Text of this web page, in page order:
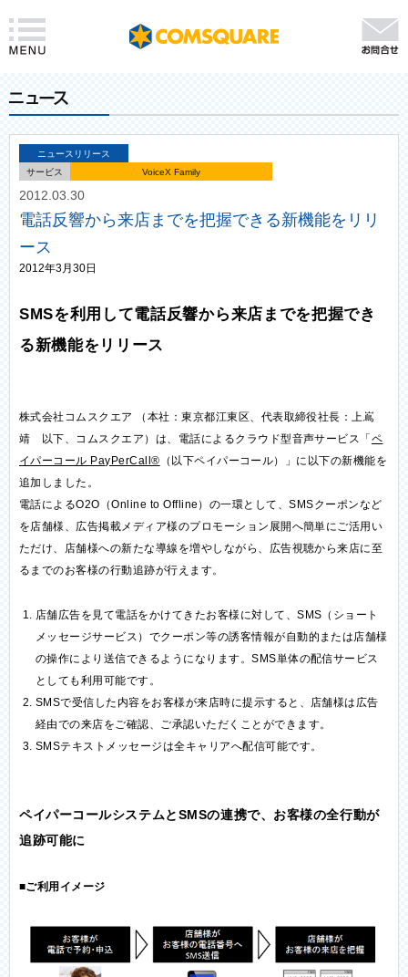
ニュースリリース
サービス
VoiceX Family
2012.03.30
電話反響から来店までを把握できる新機能をリリ
ース
2012年3月30日
SMSを利用して電話反響から来店までを把握でき
る新機能をリリース
株式会社コムスクエア （本社：東京都江東区、代表取締役社長：上嶌
靖 以下、コムスクエア）は、電話によるクラウド型音声サービス「 ペ
イパーコール PayPerCall® （以下ペイパーコール）」に以下の新機能を
追加しました。
電話によるO2O（Online to Offline）の一環として、SMSクーポンなど
を店舗様、広告掲載メディア様のプロモーション展開へ簡単にご活用い
ただけ、店舗様への新たな導線を増やしながら、広告視聴から来店に至
るまでのお客様の行動追跡が行えます。
店舗広告を見て電話をかけてきたお客様に対して、SMS（ショート
メッセージサービス）でクーポン等の誘客情報が自動的または店舗様
の操作により送信できるようになります。SMS単体の配信サービス
としても利用可能です。
SMSで受信した内容をお客様が来店時に提示すると、店舗様は広告
経由での来店をご確認、ご承認いただくことができます。
SMSテキストメッセージは全キャリアへ配信可能です。
ペイパーコールシステムとSMSの連携で、お客様の全行動が
追跡可能に
■ご利用イメージ